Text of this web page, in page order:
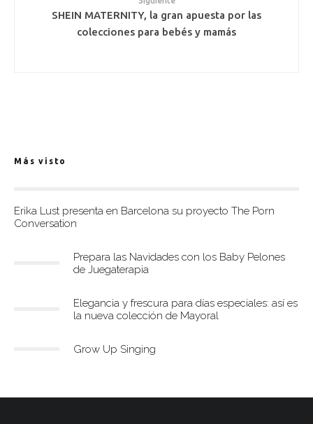
SHEIN MATERNITY, la gran apuesta por las
colecciones para bebés y mamás
Más visto
Erika Lust presenta en Barcelona su proyecto The Porn
Conversation
Prepara las Navidades con los Baby Pelones
de Juegaterapia
Elegancia y frescura para días especiales: así es
la nueva colección de Mayoral
Grow Up Singing